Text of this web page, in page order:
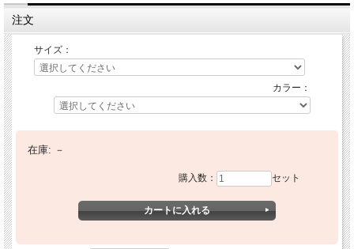
注文
サイズ：
カラー：
在庫: －
購入数： セット